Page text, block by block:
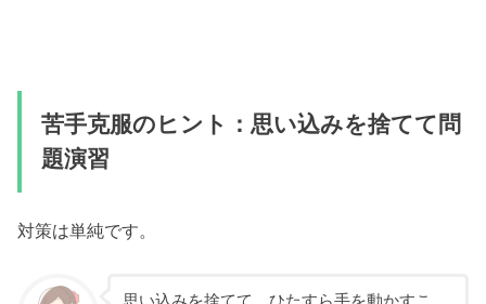
苦手克服のヒント：思い込みを捨てて問
題演習
対策は単純です。